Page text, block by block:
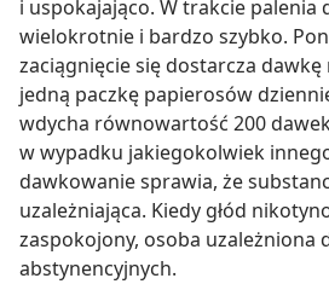
i uspokajająco. W trakcie palenia
wielokrotnie i bardzo szybko.
zaciągnięcie się dostarcza
jedną paczkę papierosów
wdycha równowartość 200
w wypadku jakiegokolwiek
dawkowanie sprawia, że
uzależniająca. Kiedy głód
zaspokojony, osoba uzależniona
abstynencyjnych.